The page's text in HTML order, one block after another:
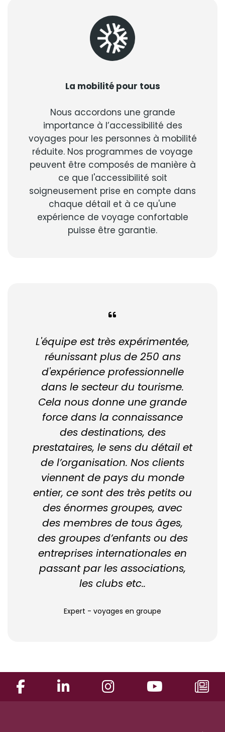
La mobilité pour tous
Nous accordons une grande
importance à l’accessibilité des
voyages pour les personnes à mobilité
réduite. Nos programmes de voyage
peuvent être composés de manière à
ce que l'accessibilité soit
soigneusement prise en compte dans
chaque détail et à ce qu'une
expérience de voyage confortable
puisse être garantie.
L'équipe est très expérimentée,
réunissant plus de 250 ans
d'expérience professionnelle
dans le secteur du tourisme.
Cela nous donne une grande
force dans la connaissance
des destinations, des
prestataires, le sens du détail et
de l’organisation. Nos clients
viennent de pays du monde
entier, ce sont des très petits ou
des énormes groupes, avec
des membres de tous âges,
des groupes d’enfants ou des
entreprises internationales en
passant par les associations,
les clubs etc..
Expert - voyages en groupe